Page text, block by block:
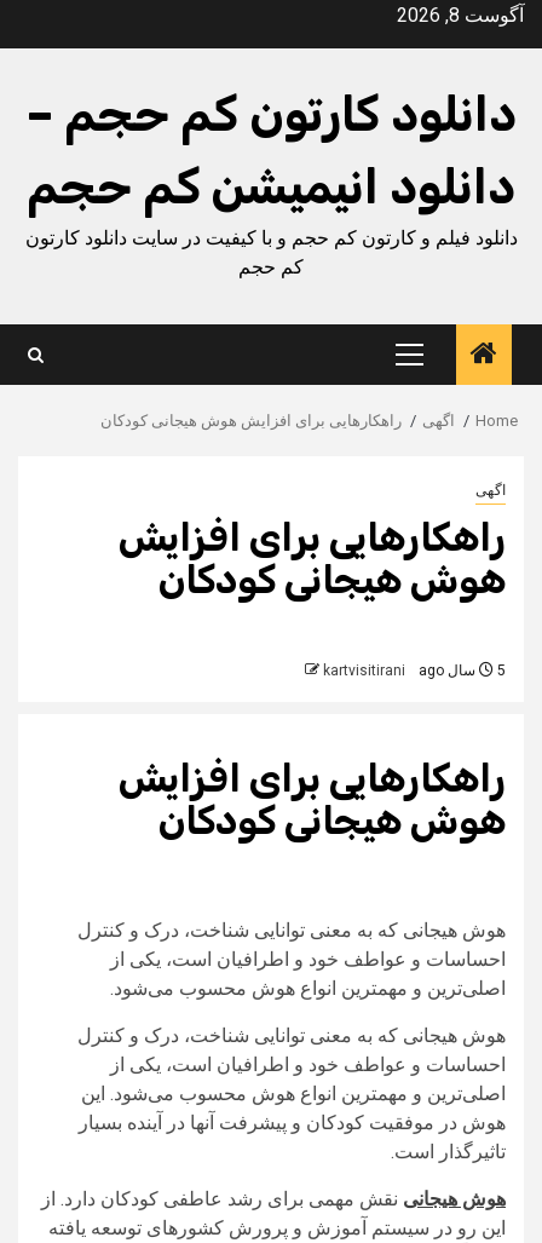
Skipآگوست 8, 2026
دانلود کارتون کم حجم –
دانلود انیمیشن کم حجم
دانلود فیلم و کارتون کم حجم و با کیفیت در سایت دانلود کارتون
کم حجم
Primary
Menu
Home اگهی راهکارهایی برای افزایش هوش هیجانی کودکان
اگهی
راهکارهایی برای افزایش
هوش هیجانی کودکان
5 سال ago kartvisitirani
راهکارهایی برای افزایش
هوش هیجانی کودکان
هوش هیجانی که به معنی توانایی شناخت، درک و کنترل
احساسات و عواطف خود و اطرافیان است، یکی از
اصلی‌ترین و مهمترین انواع هوش محسوب می‌شود.
هوش هیجانی که به معنی توانایی شناخت، درک و کنترل
احساسات و عواطف خود و اطرافیان است، یکی از
اصلی‌ترین و مهمترین انواع هوش محسوب می‌شود. این
هوش در موفقیت کودکان و پیشرفت آنها در آینده بسیار
تاثیرگذار است.
هوش هیجانی نقش مهمی برای رشد عاطفی کودکان دارد. از
این رو در سیستم آموزش و پرورش کشورهای توسعه یافته